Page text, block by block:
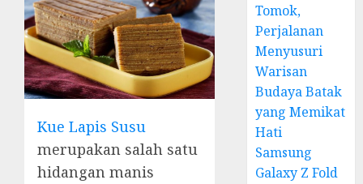
Kue Lapis Susu
merupakan salah satu
hidangan manis
Tomok,
Perjalanan
Menyusuri
Warisan
Budaya Batak
yang Memikat
Hati
Samsung
Galaxy Z Fold